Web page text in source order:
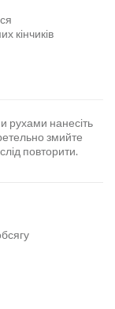
кінчиків
рухами нанесіть
змийте
повторити.